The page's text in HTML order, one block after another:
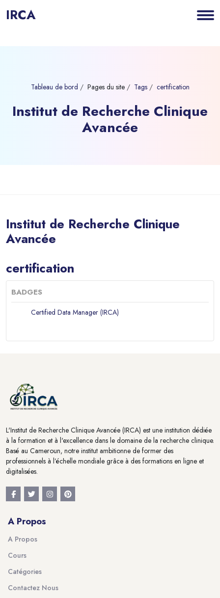
IRCA
Tableau de bord Pages du site Tags certification
Institut de Recherche Clinique
Avancée
Institut de Recherche Clinique
Avancée
Blocs
certification
BADGES
Certified Data Manager (IRCA)
L'Institut de Recherche Clinique Avancée (IRCA) est une institution dédiée
à la formation et à l'excellence dans le domaine de la recherche clinique.
Basé au Cameroun, notre institut ambitionne de former des
professionnels à l’échelle mondiale grâce à des formations en ligne et
digitalisées.
A Propos
A Propos
Cours
Catégories
Contactez Nous